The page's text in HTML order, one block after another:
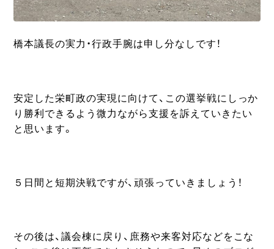
橋本議長の実力・行政手腕は申し分なしです！
安定した栄町政の実現に向けて、この選挙戦にしっか
り勝利できるよう微力ながら支援を訴えていきたい
と思います。
５日間と短期決戦ですが、頑張っていきましょう！
その後は、議会棟に戻り、庶務や来客対応などをこな